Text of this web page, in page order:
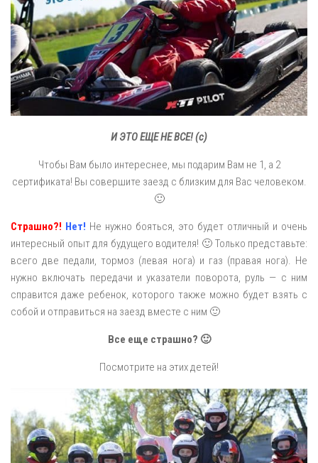
И ЭТО ЕЩЕ НЕ ВСЕ! (с)
Чтобы Вам было интереснее, мы подарим Вам не 1, а 2
сертификата! Вы совершите заезд с близким для Вас человеком.
🙂
Страшно?! Нет! Не нужно бояться, это будет отличный и очень
интересный опыт для будущего водителя! 🙂 Только представьте:
всего две педали, тормоз (левая нога) и газ (правая нога). Не
нужно включать передачи и указатели поворота, руль — с ним
справится даже ребенок, которого также можно будет взять с
собой и отправиться на заезд вместе с ним 🙂
Все еще страшно? 🙂
Посмотрите на этих детей!